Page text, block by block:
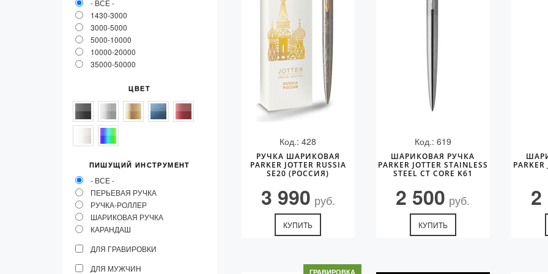
- ВСЕ -
1430-3000
3000-5000
5000-10000
10000-20000
35000-50000
ЦВЕТ
ПИШУЩИЙ ИНСТРУМЕНТ
- ВСЕ -
ПЕРЬЕВАЯ РУЧКА
РУЧКА-РОЛЛЕР
ШАРИКОВАЯ РУЧКА
КАРАНДАШ
ДЛЯ ГРАВИРОВКИ
ДЛЯ МУЖЧИН
Код.: 428
РУЧКА ШАРИКОВАЯ
PARKER JOTTER RUSSIA
SE20 (РОССИЯ)
3 990 руб.
КУПИТЬ
Код.: 619
ШАРИКОВАЯ РУЧКА
PARKER JOTTER STAINLESS
STEEL CT CORE K61
2 500 руб.
КУПИТЬ
PARKER
2
ГРАВИРОВКА
Vector (от 3'156 р.)